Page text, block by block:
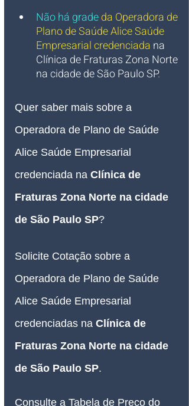
Não há gradeda Operadora de
Plano de Saúde Alice Saúde
Empresarial credenciada na
Clínica de Fraturas Zona Norte
na cidade de São Paulo SP.
Quer saber mais sobre a
Operadora de Plano de Saúde
Alice Saúde Empresarial
credenciada na Clínica de
Fraturas Zona Norte na cidade
de São Paulo SP?
Solicite Cotação sobre a
Operadora de Plano de Saúde
Alice Saúde Empresarial
credenciadas na Clínica de
Fraturas Zona Norte na cidade
de São Paulo SP.
Consulte a Tabela de Preço do